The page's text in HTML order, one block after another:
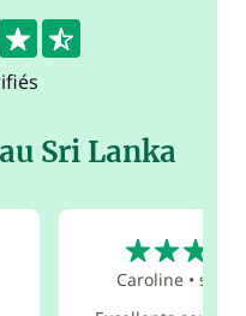
Sri Lanka
Caroline •sept.